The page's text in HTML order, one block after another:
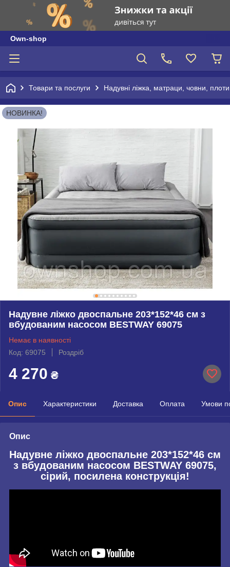
Own-shop
Товари та послуги Надувні ліжка, матраци, човни, плоти
НОВИНКА!
Надувне ліжко двоспальне 203*152*46 см з
вбудованим насосом BESTWAY 69075
Немає в наявності
Код: 69075
Роздріб
4 270 ₴
Опис Характеристики Доставка Оплата Умови
Опис
Надувне ліжко двоспальне 203*152*46 см
з вбудованим насосом BESTWAY 69075,
сірий, посилена конструкція!